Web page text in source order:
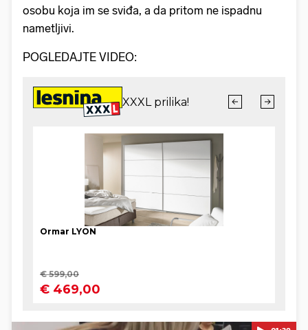
osobu koja im se sviđa, a da pritom ne ispadnu
nametljivi.
POGLEDAJTE VIDEO: